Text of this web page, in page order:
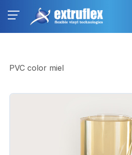
PVC color miel